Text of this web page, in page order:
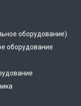
оборудование)
оборудование